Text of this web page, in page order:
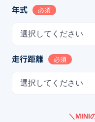
年式 必須
選択してください
走行距離 必須
選択してください
＼MINI